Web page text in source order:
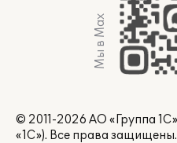
Мы в Max
© 2011-2026 АО «Группа
«1С»). Все права защищены.